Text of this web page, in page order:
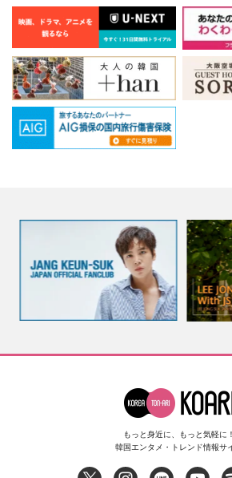
もっと身近に、もっと気軽に！
韓国エンタメ・トレンド情報サ